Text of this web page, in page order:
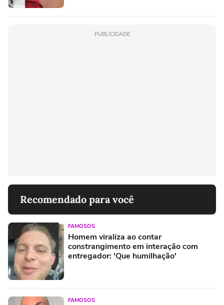
PUBLICIDADE
Recomendado para você
FAMOSOS
Homem viraliza ao contar
constrangimento em interação com
entregador: 'Que humilhação'
FAMOSOS